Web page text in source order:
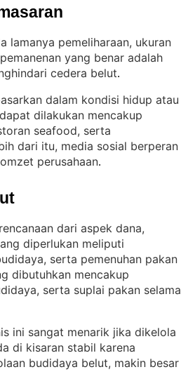
lamanya pemeliharaan, ukuran
yang benar adalah
cedera belut.
dalam kondisi hidup atau
dilakukan mencakup
seafood, serta
dari itu, media sosial berperan
perusahaan.
dari aspek dana,
diperlukan meliputi
serta pemenuhan pakan
dibutuhkan mencakup
serta suplai pakan selama
ini sangat menarik jika dikelola
di kisaran stabil karena
budidaya belut, makin besar